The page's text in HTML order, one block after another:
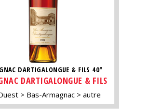
DARTIGALONGUE & FILS 40°
DARTIGALONGUE & FILS
Bas-Armagnac autre